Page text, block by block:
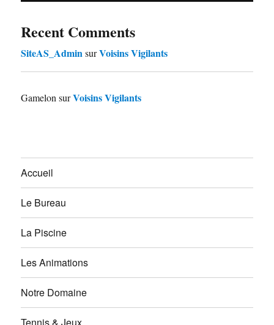
Recent Comments
SiteAS_AdminsurVoisins Vigilants
Gamelon surVoisins Vigilants
Accueil
Le Bureau
La Piscine
Les Animations
Notre Domaine